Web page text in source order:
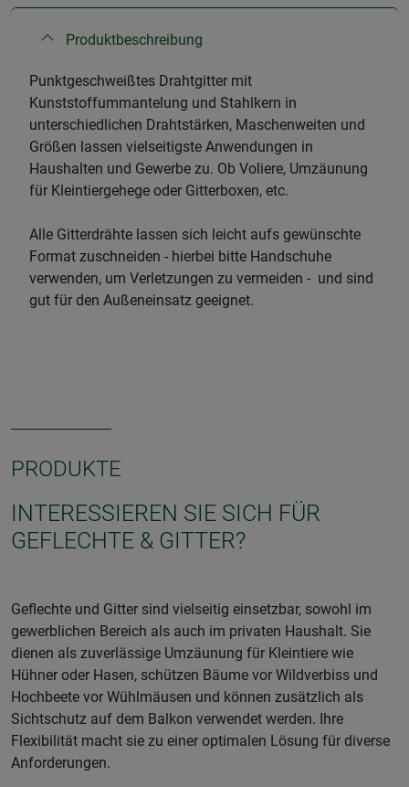
Produktbeschreibung
Punktgeschweißtes Drahtgitter mit
Kunststoffummantelung und Stahlkern in
unterschiedlichen Drahtstärken, Maschenweiten und
Größen lassen vielseitigste Anwendungen in
Haushalten und Gewerbe zu. Ob Voliere, Umzäunung
für Kleintiergehege oder Gitterboxen, etc.
Alle Gitterdrähte lassen sich leicht aufs gewünschte
Format zuschneiden - hierbei bitte Handschuhe
verwenden, um Verletzungen zu vermeiden - und sind
gut für den Außeneinsatz geeignet.
PRODUKTE
INTERESSIEREN SIE SICH FÜR
GEFLECHTE & GITTER?
Geflechte und Gitter sind vielseitig einsetzbar, sowohl im
gewerblichen Bereich als auch im privaten Haushalt. Sie
dienen als zuverlässige Umzäunung für Kleintiere wie
Hühner oder Hasen, schützen Bäume vor Wildverbiss und
Hochbeete vor Wühlmäusen und können zusätzlich als
Sichtschutz auf dem Balkon verwendet werden. Ihre
Flexibilität macht sie zu einer optimalen Lösung für diverse
Anforderungen.